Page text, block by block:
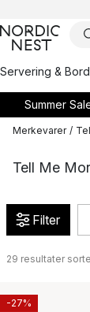
Servering &
Summer
Merkevarer /
Tell Me
Filter
29 resultater
-27%